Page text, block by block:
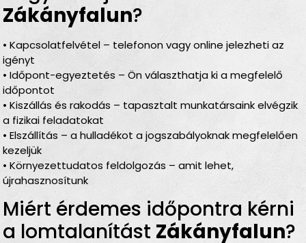
Zákányfalun?
• Kapcsolatfelvétel – telefonon vagy online jelezheti az
igényt
• Időpont-egyeztetés – Ön választhatja ki a megfelelő
időpontot
• Kiszállás és rakodás – tapasztalt munkatársaink elvégzik
a fizikai feladatokat
• Elszállítás – a hulladékot a jogszabályoknak megfelelően
kezeljük
• Környezettudatos feldolgozás – amit lehet,
újrahasznosítunk
Miért érdemes időpontra kérni
a lomtalanítást Zákányfalun?